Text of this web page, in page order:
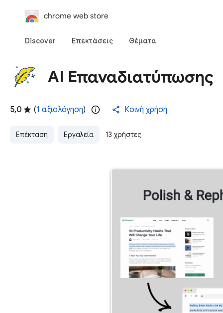
chrome web store
Discover Επεκτάσεις Θέματα
AI Επαναδιατύπωσης
5,0 (1 αξιολόγηση) Κοινή χρήση
Επέκταση Εργαλεία 13 χρήστες